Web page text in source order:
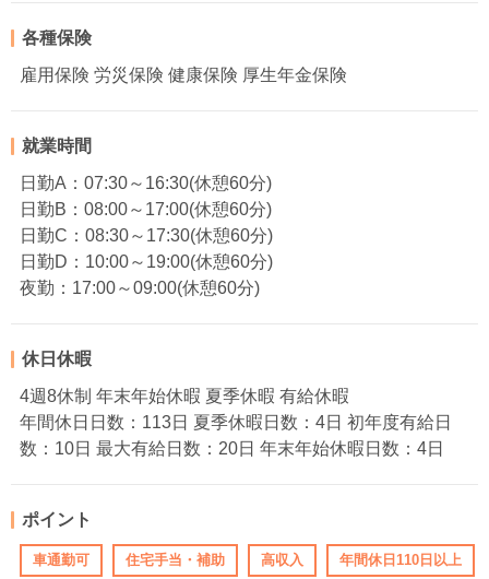
各種保険
雇用保険 労災保険 健康保険 厚生年金保険
就業時間
日勤A：07:30～16:30(休憩60分)
日勤B：08:00～17:00(休憩60分)
日勤C：08:30～17:30(休憩60分)
日勤D：10:00～19:00(休憩60分)
夜勤：17:00～09:00(休憩60分)
休日休暇
4週8休制 年末年始休暇 夏季休暇 有給休暇
年間休日日数：113日 夏季休暇日数：4日 初年度有給日
数：10日 最大有給日数：20日 年末年始休暇日数：4日
ポイント
車通勤可 住宅手当・補助 高収入 年間休日110日以上